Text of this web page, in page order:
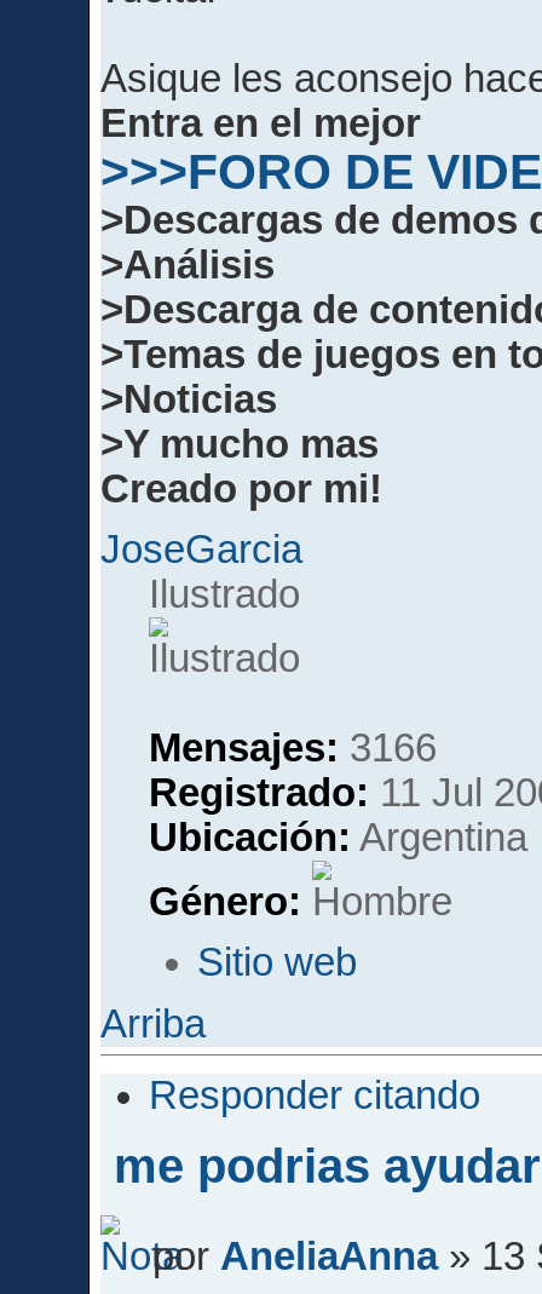
Asique les aconsejo
Entra en el mejor
>>>FORO DE
>Descargas de demos
>Análisis
>Descarga de
>Temas de juegos en
>Noticias
>Y mucho mas
Creado por mi!
JoseGarcia
Ilustrado
Mensajes: 3166
Registrado: 11 Jul
Ubicación: Argentina
Género:
Sitio web
Arriba
Responder citando
me podrias ayudar
por AneliaAnna» 13